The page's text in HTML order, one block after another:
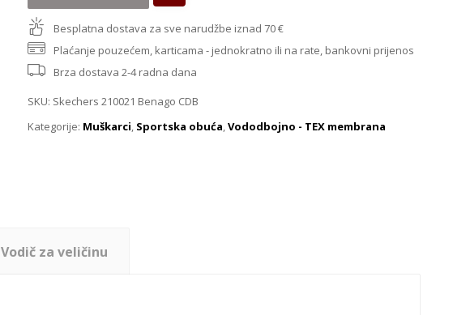
Besplatna dostava za sve narudžbe iznad 70 €
Plaćanje pouzećem, karticama - jednokratno ili na rate, bankovni prijenos
Brza dostava 2-4 radna dana
SKU: Skechers 210021 Benago CDB
Kategorije: Muškarci, Sportska obuća,Vododbojno - TEX membrana
Vodič za veličinu